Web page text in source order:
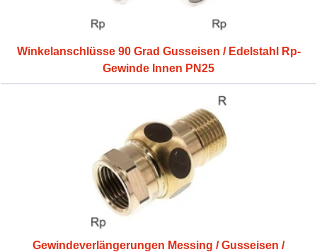
Winkelanschlüsse 90 Grad Gusseisen / Edelstahl Rp-
Gewinde Innen PN25
Gewindeverlängerungen Messing / Gusseisen /